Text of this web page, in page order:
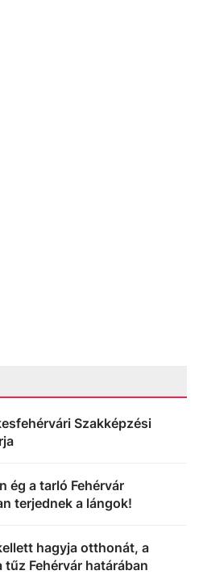
Szakképzési
ég a tarló Fehérvár
terjednek a lángok!
hagyja otthonát, a
tűz Fehérvár határában